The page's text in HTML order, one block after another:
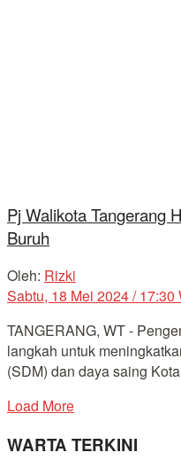
Pj Walikota Tangerang
Buruh
Oleh: Rizki
Sabtu, 18 Mei 2024 / 17:30
TANGERANG, WT -
langkah untuk
(SDM) dan daya saing
Load More
WARTA TERKINI